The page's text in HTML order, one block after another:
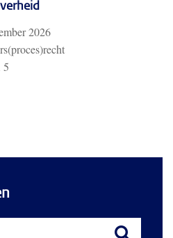
2026
5